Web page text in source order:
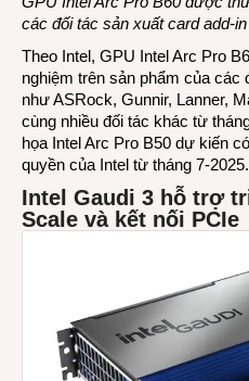
các đối tác sản xuất card add-in
Theo Intel, GPU Intel Arc Pro
nghiệm trên sản phẩm của các
như ASRock, Gunnir, Lanner,
cùng nhiều đối tác khác từ
họa Intel Arc Pro B50 dự kiến
quyền của Intel từ tháng 7-2025.
Intel Gaudi 3 hỗ trợ
Scale và kết nối PCIe